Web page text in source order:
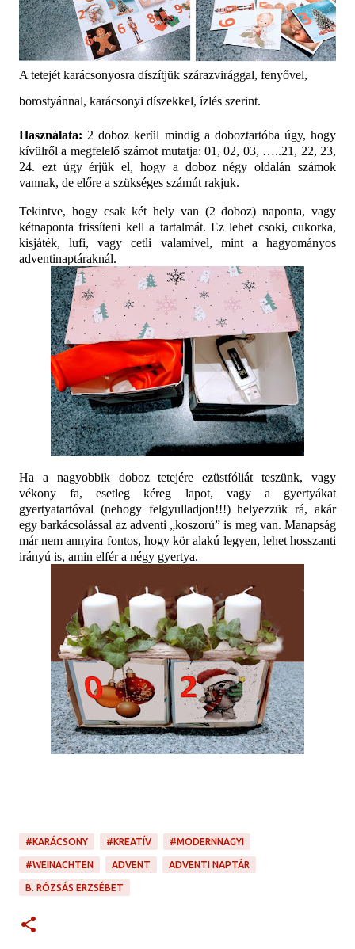
A tetejét karácsonyosra díszítjük szárazvirággal, fenyővel,
borostyánnal, karácsonyi díszekkel, ízlés szerint.
Használata: 2 doboz kerül mindig a doboztartóba úgy, hogy
kívülről a megfelelő számot mutatja: 01, 02, 03, …..21, 22, 23,
24. ezt úgy érjük el, hogy a doboz négy oldalán számok
vannak, de előre a szükséges számút rakjuk.
Tekintve, hogy csak két hely van (2 doboz) naponta, vagy
kétnaponta frissíteni kell a tartalmát. Ez lehet csoki, cukorka,
kisjáték, lufi, vagy cetli valamivel, mint a hagyományos
adventinaptáraknál.
Ha a nagyobbik doboz tetejére ezüstfóliát teszünk, vagy
vékony fa, esetleg kéreg lapot, vagy a gyertyákat
gyertyatartóval (nehogy felgyulladjon!!!) helyezzük rá, akár
egy barkácsolással az adventi „koszorú” is meg van. Manapság
már nem annyira fontos, hogy kör alakú legyen, lehet hosszanti
irányú is, amin elfér a négy gyertya.
#KARÁCSONY #KREATÍV #MODERNNAGYI
#WEINACHTEN ADVENT ADVENTI NAPTÁR
B. RÓZSÁS ERZSÉBET